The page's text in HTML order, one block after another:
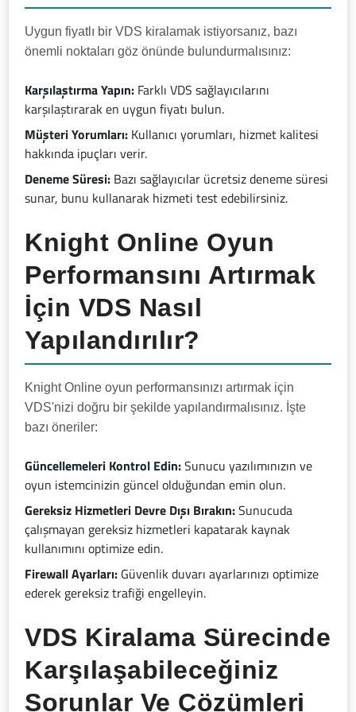
Uygun fiyatlı bir VDS kiralamak istiyorsanız, bazı
önemli noktaları göz önünde bulundurmalısınız:
Karşılaştırma Yapın: Farklı VDS sağlayıcılarını
karşılaştırarak en uygun fiyatı bulun.
Müşteri Yorumları: Kullanıcı yorumları, hizmet kalitesi
hakkında ipuçları verir.
Deneme Süresi: Bazı sağlayıcılar ücretsiz deneme süresi
sunar, bunu kullanarak hizmeti test edebilirsiniz.
Knight Online Oyun
Performansını Artırmak
İçin VDS Nasıl
Yapılandırılır?
Knight Online oyun performansınızı artırmak için
VDS'nizi doğru bir şekilde yapılandırmalısınız. İşte
bazı öneriler:
Güncellemeleri Kontrol Edin:Sunucu yazılımınızın ve
oyun istemcinizin güncel olduğundan emin olun.
Gereksiz Hizmetleri Devre Dışı Bırakın:Sunucuda
çalışmayan gereksiz hizmetleri kapatarak kaynak
kullanımını optimize edin.
Firewall Ayarları: Güvenlik duvarı ayarlarınızı optimize
ederek gereksiz trafiği engelleyin.
VDS Kiralama Sürecinde
Karşılaşabileceğiniz
Sorunlar Ve Çözümleri